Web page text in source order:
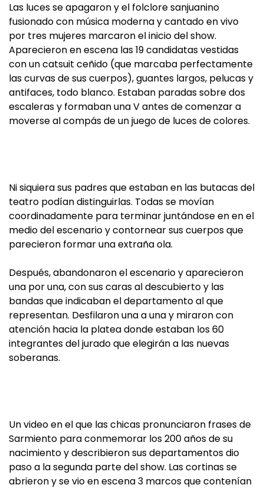
Las luces se apagaron y el folclore sanjuanino
fusionado con música moderna y cantado en vivo
por tres mujeres marcaron el inicio del show.
Aparecieron en escena las 19 candidatas vestidas
con un catsuit ceñido (que marcaba perfectamente
las curvas de sus cuerpos), guantes largos, pelucas y
antifaces, todo blanco. Estaban paradas sobre dos
escaleras y formaban una V antes de comenzar a
moverse al compás de un juego de luces de colores.
Ni siquiera sus padres que estaban en las butacas del
teatro podían distinguirlas. Todas se movían
coordinadamente para terminar juntándose en en el
medio del escenario y contornear sus cuerpos que
parecieron formar una extraña ola.
Después, abandonaron el escenario y aparecieron
una por una, con sus caras al descubierto y las
bandas que indicaban el departamento al que
representan. Desfilaron una a una y miraron con
atención hacia la platea donde estaban los 60
integrantes del jurado que elegirán a las nuevas
soberanas.
Un video en el que las chicas pronunciaron frases de
Sarmiento para conmemorar los 200 años de su
nacimiento y describieron sus departamentos dio
paso a la segunda parte del show. Las cortinas se
abrieron y se vio en escena 3 marcos que contenían